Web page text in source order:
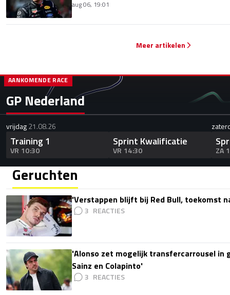
aug 06, 19:01
Meer artikelen
GP Nederland
AANKOMENDE RACE
vrijdag21.08.26
Training 1
VR 10:30
Sprint Kwalificatie
VR 14:30 ZA
Geruchten
'Verstappen blijft bij Red Bull, toekomst
3
'Alonso zet mogelijk transfercarrousel in
Sainz en Colapinto'
3